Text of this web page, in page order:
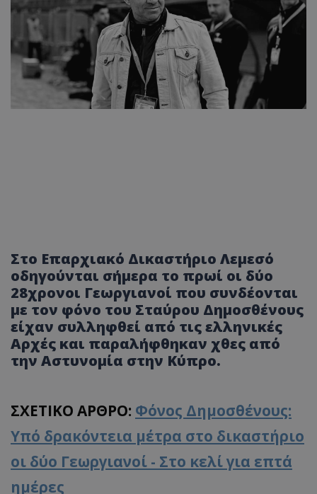
Στο Επαρχιακό Δικαστήριο Λεμεσό
οδηγούνται σήμερα το πρωί οι δύο
28χρονοι Γεωργιανοί που συνδέονται
με τον φόνο του Σταύρου Δημοσθένους
είχαν συλληφθεί από τις ελληνικές
Αρχές και παραλήφθηκαν χθες από
την Αστυνομία στην Κύπρο.
ΣΧΕΤΙΚΟ ΑΡΘΡΟ: Φόνος Δημοσθένους:
Υπό δρακόντεια μέτρα στο δικαστήριο
οι δύο Γεωργιανοί - Στο κελί για επτά
ημέρες